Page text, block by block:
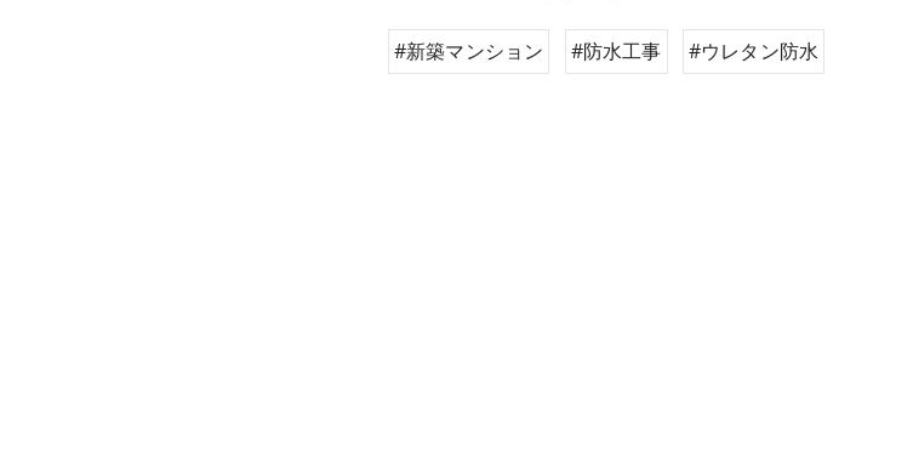
#新築マンション #防水工事 #ウレタン防水